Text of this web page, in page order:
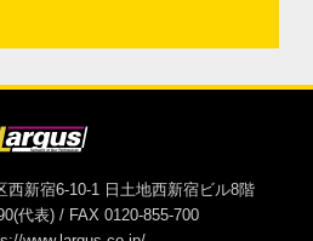
西新宿6-10-1 日土地西新宿ビル8階
代表) / FAX 0120-855-700